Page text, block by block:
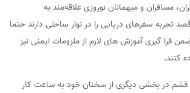
مسافران و میهمانان نوروزی علاقه‌مند به
تجربه سفرهای دریایی را در نوار ساحلی دارند حتما
فرا گیری آموزش های لازم از ملزومات ایمنی نیز
کنند.
قشم در بخشی دیگری از سخنان خود به ساعت کار